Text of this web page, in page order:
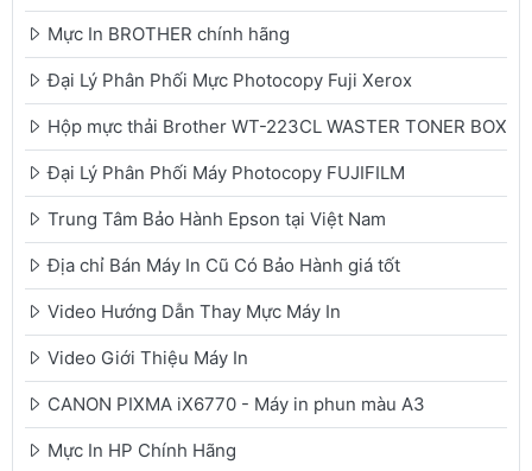
Mực In BROTHER chính hãng
Đại Lý Phân Phối Mực Photocopy Fuji Xerox
Hộp mực thải Brother WT-223CL WASTER TONER BOX
Đại Lý Phân Phối Máy Photocopy FUJIFILM
Trung Tâm Bảo Hành Epson tại Việt Nam
Địa chỉ Bán Máy In Cũ Có Bảo Hành giá tốt
Video Hướng Dẫn Thay Mực Máy In
Video Giới Thiệu Máy In
CANON PIXMA iX6770 - Máy in phun màu A3
Mực In HP Chính Hãng